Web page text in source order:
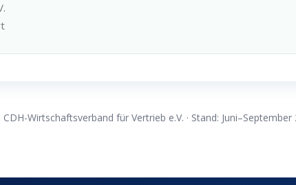
Wirtschaftsverband für Vertrieb e.V. · Stand: Juni–September